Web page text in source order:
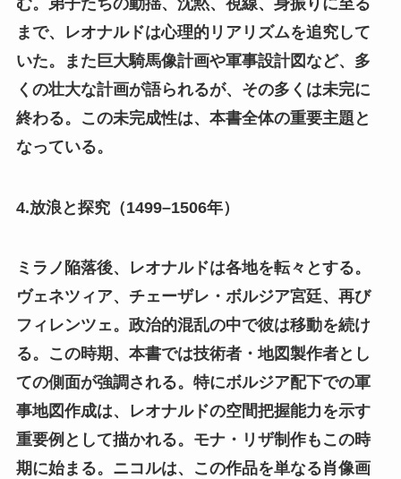
まで、レオナルドは心理的リアリズムを追究して
いた。また巨大騎馬像計画や軍事設計図など、多
くの壮大な計画が語られるが、その多くは未完に
終わる。この未完成性は、本書全体の重要主題と
なっている。
4.放浪と探究（1499–1506年）
ミラノ陥落後、レオナルドは各地を転々とする。
ヴェネツィア、チェーザレ・ボルジア宮廷、再び
フィレンツェ。政治的混乱の中で彼は移動を続け
る。この時期、本書では技術者・地図製作者とし
ての側面が強調される。特にボルジア配下での軍
事地図作成は、レオナルドの空間把握能力を示す
重要例として描かれる。モナ・リザ制作もこの時
期に始まる。ニコルは、この作品を単なる肖像画